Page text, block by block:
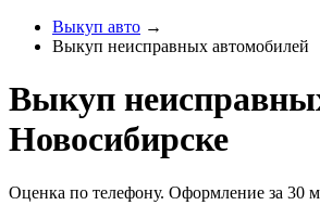
Выкуп авто →
Выкуп неисправных автомобилей
Выкуп
Новосибирске
Оценка по телефону. Оформление за 30